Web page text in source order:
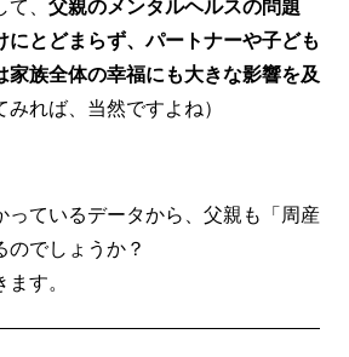
にとどまらず、パートナーや子ども
家族全体の幸福にも大きな影響を及
みれば、当然ですよね）
っているデータから、父親も「周産
でしょうか？
す。